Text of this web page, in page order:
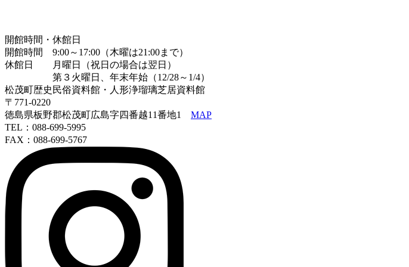
開館時間・休館日
開館時間 9:00～17:00（木曜は21:00まで）
休館日 月曜日（祝日の場合は翌日）
第３火曜日、年末年始（12/28～1/4）
松茂町歴史民俗資料館・人形浄瑠璃芝居資料館
〒771-0220
徳島県板野郡松茂町広島字四番越11番地1 MAP
TEL：088-699-5995
FAX：088-699-5767